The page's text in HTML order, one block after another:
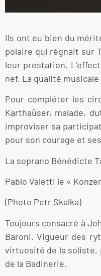
Ils ont eu bien du
polaire qui régnait sur
leur prestation.
nef. La qualité
Pour compléter les
Karthaüser, malade,
improviser sa
pour son courage et
La soprano Bénédicte
Pablo Valetti le «
(Photo Petr Skalka)
Toujours consacré à
Baroni. Vigueur des
virtuosité de la soliste,
de la Badinerie.